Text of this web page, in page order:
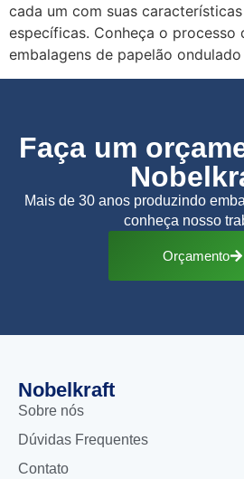
cada um com suas
específicas. Conheça o processo
embalagens de papelão
Faça um
Mais de 30 anos produzindo
conheça nosso
Orçamento
Nobelkraft
Sobre nós
Dúvidas Frequentes
Contato